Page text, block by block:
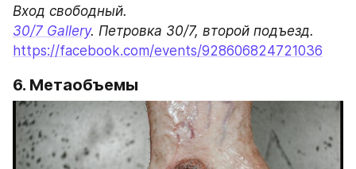
30/7 Gallery
https://facebook.com/events/928606824721036
6. Метаобъемы